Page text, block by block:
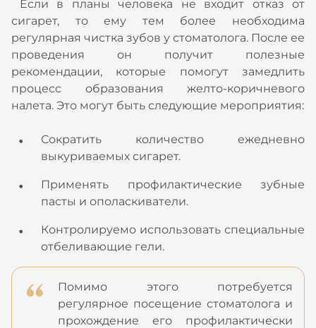
Если в планы человека не входит отказ от
сигарет, то ему тем более необходима
регулярная чистка зубов у стоматолога. После ее
проведения он получит полезные
рекомендации, которые помогут замедлить
процесс образования желто-коричневого
налета. Это могут быть следующие мероприятия:
Сократить количество ежедневно
выкуриваемых сигарет.
Применять профилактические зубные
пасты и ополаскиватели.
Контролируемо использовать специальные
отбеливающие гели.
Помимо этого потребуется
регулярное посещение стоматолога и
прохождение его профилактически